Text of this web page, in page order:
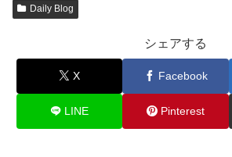
Daily Blog
シェアする
X Facebook
LINE Pinterest